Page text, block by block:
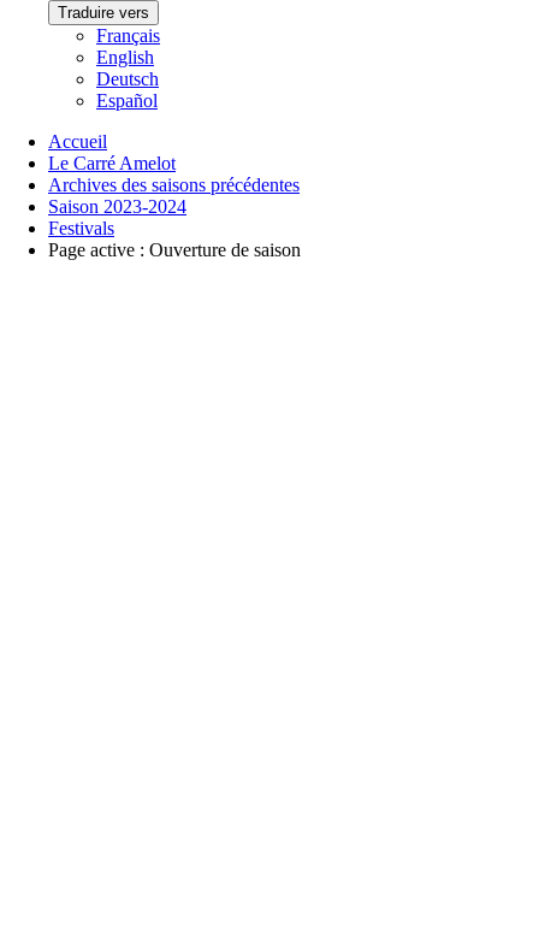
Traduire vers
Français
English
Deutsch
Español
Accueil
Le Carré Amelot
Archives des saisons précédentes
Saison 2023-2024
Festivals
Page active : Ouverture de saison